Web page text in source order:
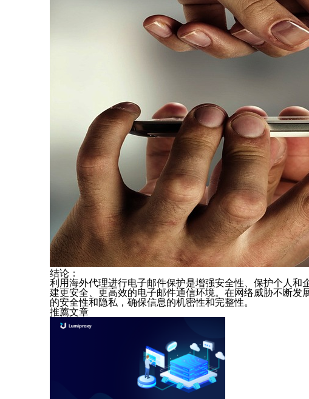
结论：
利用海外代理进行电子邮件保护是增强安全性、保护个人
建更安全、更高效的电子邮件通信环境。在网络威胁不断
的安全性和隐私，确保信息的机密性和完整性。
推薦文章